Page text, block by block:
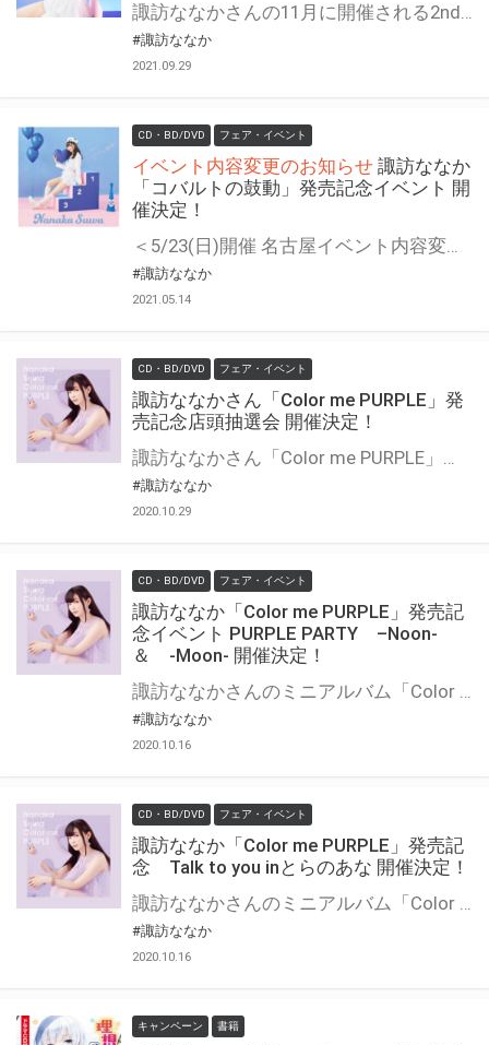
諏訪ななかさんの11月に開催される2ndライブのチケット先行抽選予約申し込み施策の開催が決定！
#諏訪ななか
2021.09.29
CD・BD/DVD フェア・イベント
イベント内容変更のお知らせ 諏訪ななか
「コバルトの鼓動」発売記念イベント 開
催決定！
＜5/23(日)開催 名古屋イベント内容変更のお知らせ＞ ＜6/12(土)開催 東京都内イベント内容変更のお知らせ＞ 2021/5/23(日)名古屋、2021/6/12(土)都内某所にて有観客にて予定しておりました、諏訪ななか 1stシングル「コバルトの鼓動」発売記念イベントにつきまして、新型コロナウイルス感染防止のために発令された緊急事態宣言の期間延長に伴い、アーティストおよび皆様の安全を第一優先とし、やむなくイベント内容を変更させて頂くことにしました。楽しみにされていましたお客様には大変申し訳ございませんが、ご理解ご協力を頂けますよう何卒よろしくお願いします。 【イベント変更内容】 変更内容：1問1答 電話お話し会 ※コロムビアスタッフよりお電話をかけ、その後諏訪ななか本人とお電話にてお話しをして頂くイベントとなります。 ※お電話でのお話しが可能な環境にてご参加をお願いします。 ※開催日時、開催時間に変更はありません。 ※お電話でのお話しとなるため、事前にお客様の質問を受け付けさせて頂きます。 https://columbia.jp/suwananaka/live.html#event 諏訪ななかさんのニューシングル『コバルトの鼓動』の発売記念イベントの開催が決定！！ 対象商品をご購入いただいた方に＜イベント応募用紙＞を1枚差し上げます。 ご応募いただいた方のから抽選でイベントにご招待いたします。 奮ってご応募ください！
#諏訪ななか
2021.05.14
CD・BD/DVD フェア・イベント
諏訪ななかさん「Color me PURPLE」発
売記念店頭抽選会 開催決定！
諏訪ななかさん「Color me PURPLE」が11月4日に発売！ こちらの発売を記念して店頭抽選会の実施が決定しました！ ぜひこの機会にご参加ください！
#諏訪ななか
2020.10.29
CD・BD/DVD フェア・イベント
諏訪ななか「Color me PURPLE」発売記
念イベント PURPLE PARTY –Noon-
＆ -Moon- 開催決定！
諏訪ななかさんのミニアルバム「Color me PURPLE」が発売決定!! そして、このCDの発売を記念してのオンラインイベントも開催が決定！！ 弊社対象店舗で対象商品を全額内金にてご予約または、ご購入頂いたお客様に「イベント応募抽選券」をプレゼント致します。 是非、奮ってご応募ください♪
#諏訪ななか
2020.10.16
CD・BD/DVD フェア・イベント
諏訪ななか「Color me PURPLE」発売記
念 Talk to you inとらのあな 開催決定！
諏訪ななかさんのミニアルバム「Color me PURPLE」が発売決定!! そして、このCDの発売を記念してのイベントも開催が決定！！ 弊社対象店舗で対象商品を全額内金にてご予約または、ご購入頂いたお客様に「イベント応募抽選券」をプレゼント致します。 是非、奮ってご応募ください♪
#諏訪ななか
2020.10.16
キャンペーン 書籍